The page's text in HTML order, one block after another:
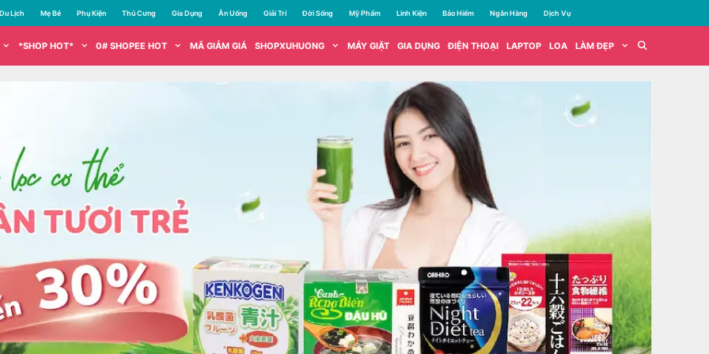
Du Lịch Mẹ Bé Phụ Kiện Thú Cưng Gia Dụng Ăn Uống Giải Trí Đời Sống Mỹ Phẩm Linh Kiện Bảo Hiểm Ngân Hàng Dịch Vụ
*SHOP HOT* 0# SHOPEE HOT MÃ GIẢM GIÁ SHOPXUHUONG MÁY GIẶT GIA DỤNG ĐIỆN THOẠI LAPTOP LOA LÀM ĐẸP